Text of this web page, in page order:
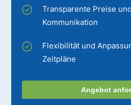
Transparente Preise
Kommunikation
Flexibilität und
Zeitpläne
Angebot